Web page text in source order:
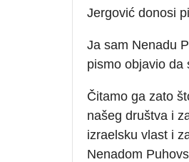
Jergović donosi
Ja sam Nenadu
pismo objavio da
Čitamo ga zato
našeg društva i
izraelsku vlast i
Nenadom